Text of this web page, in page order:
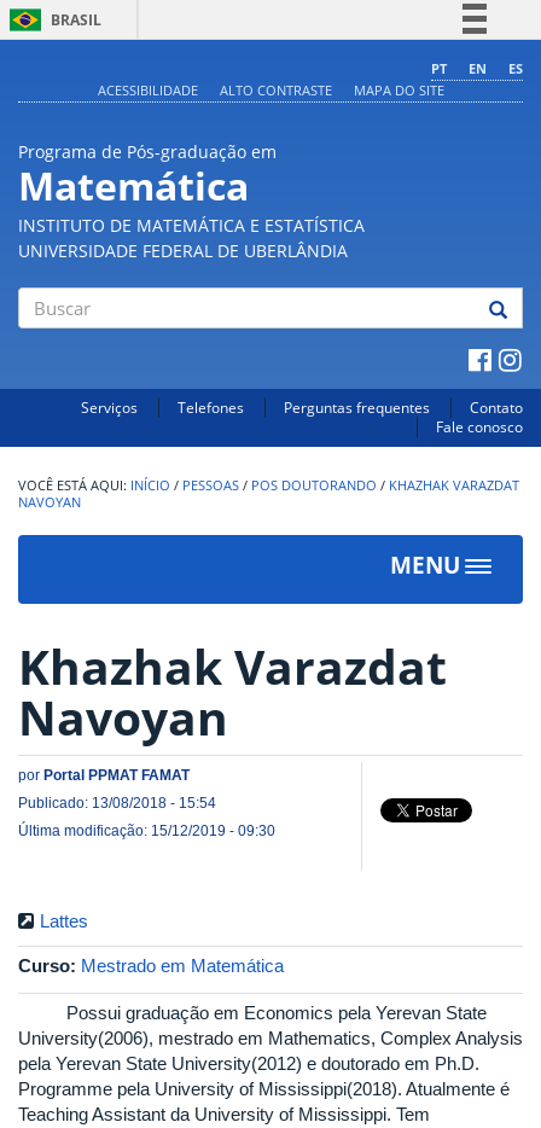
BRASIL
Comunica BR
PT EN
ES
ACESSIBILIDADE
ALTO CONTRASTE MAPA DO SITE
Programa de Pós-graduação em
Matemática
INSTITUTO DE MATEMÁTICA E ESTATÍSTICA
UNIVERSIDADE FEDERAL DE UBERLÂNDIA
Serviços Telefones Perguntas frequentes
Contato
Fale conosco
INÍCIO / PESSOAS / POS DOUTORANDO / KHAZHAK VARAZDAT
NAVOYAN
MENU
Toggle
Khazhak Varazdat
Navoyan
por Portal PPMAT FAMAT
Publicado: 13/08/2018 - 15:54
Última modificação: 15/12/2019 - 09:30
Lattes
Curso: Mestrado em Matemática
Possui graduação em Economics pela Yerevan State
University(2006), mestrado em Mathematics, Complex Analysis
pela Yerevan State University(2012) e doutorado em Ph.D.
Programme pela University of Mississippi(2018). Atualmente é
Teaching Assistant da University of Mississippi. Tem